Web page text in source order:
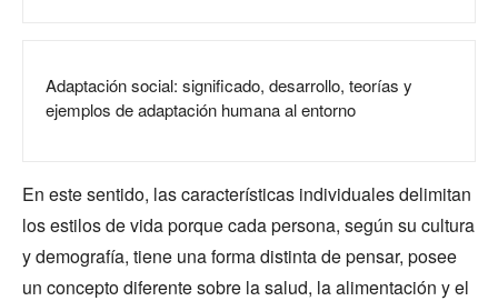
Adaptación social: significado, desarrollo, teorías y
ejemplos de adaptación humana al entorno
En este sentido, las características individuales delimitan
los estilos de vida porque cada persona, según su cultura
y demografía, tiene una forma distinta de pensar, posee
un concepto diferente sobre la salud, la alimentación y el